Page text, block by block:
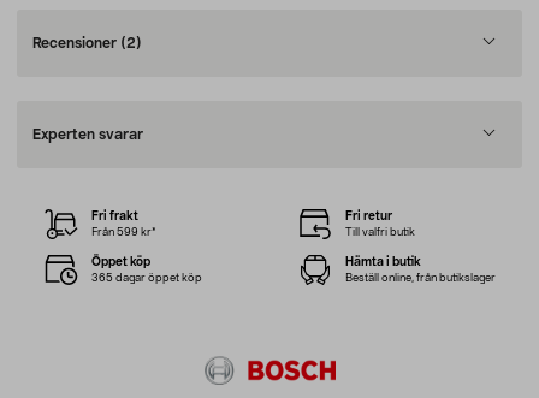
Recensioner (2)
Experten svarar
Fri frakt
Från 599 kr*
Fri retur
Till valfri butik
Öppet köp
365 dagar öppet köp
Hämta i butik
Beställ online, från butikslager